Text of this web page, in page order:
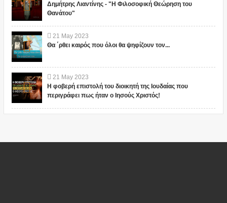
Δημήτρης Λιαντίνης - "Η Φιλοσοφική Θεώρηση του
Θανάτου"
21 May 2023
Θα ΄ρθει καιρός που όλοι θα ψηφίζουν τον...
21 May 2023
Η φοβερή επιστολή του διοικητή της Ιουδαίας που
περιγράφει πως ήταν ο Ιησούς Χριστός!